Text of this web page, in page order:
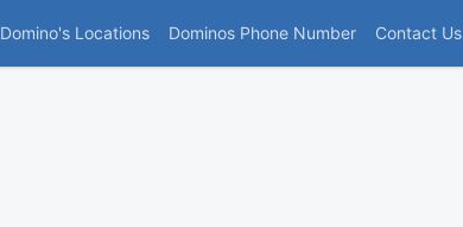
Domino's Locations(current)
Dominos Phone Number Contact Us